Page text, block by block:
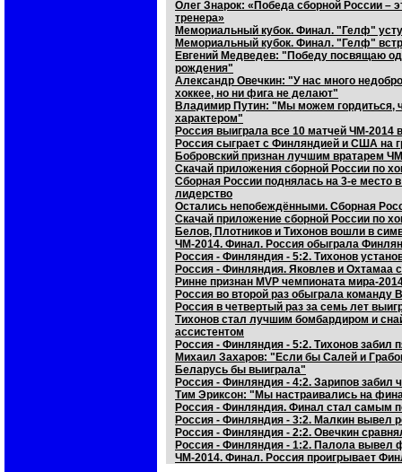
Олег Знарок: «Победа сборной России –
тренера»
Мемориальный кубок. Финал. "Гелф"
Мемориальный кубок. Финал. "Гелф"
Евгений Медведев: "Победу посвящаю
рождения"
Александр Овечкин: "У нас много
хоккее, но ни фига не делают"
Владимир Путин: "Мы можем гордиться,
характером"
Россия выиграла все 10 матчей ЧМ-2014
Россия сыграет с Финляндией и США на
Бобровский признан лучшим вратарем
Скачай приложения сборной России по
Сборная России поднялась на 3-е место
лидерство
Остались непобеждёнными. Сборная
Скачай приложение сборной России по
Белов, Плотников и Тихонов вошли в
ЧМ-2014. Финал. Россия обыграла
Россия - Финляндия - 5:2. Тихонов
Россия - Финляндия. Яковлев и Охтамаа
Ринне признан MVP чемпионата мира-
Россия во второй раз обыграла команду
Россия в четвертый раз за семь лет
Тихонов стал лучшим бомбардиром и
ассистентом
Россия - Финляндия - 5:2. Тихонов забил
Михаил Захаров: "Если бы Салей и
Беларусь бы выиграла"
Россия - Финляндия - 4:2. Зарипов забил
Тим Эриксон: "Мы настраивались на
Россия - Финляндия. Финал стал самым
Россия - Финляндия - 3:2. Малкин вывел
Россия - Финляндия - 2:2. Овечкин
Россия - Финляндия - 1:2. Палола вывел
ЧМ-2014. Финал. Россия проигрывает